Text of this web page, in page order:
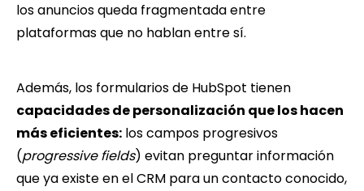
los anuncios queda fragmentada entre
plataformas que no hablan entre sí.
Además, los formularios de HubSpot tienen
capacidades de personalización que los hacen
más eficientes: los campos progresivos
(progressive fields) evitan preguntar información
que ya existe en el CRM para un contacto conocido,